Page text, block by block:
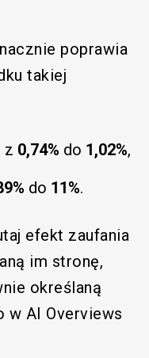
poprawia
takiej
z 0,74% do 1,02%,
do 11%.
efekt zaufania
im stronę,
określaną
w AI Overviews